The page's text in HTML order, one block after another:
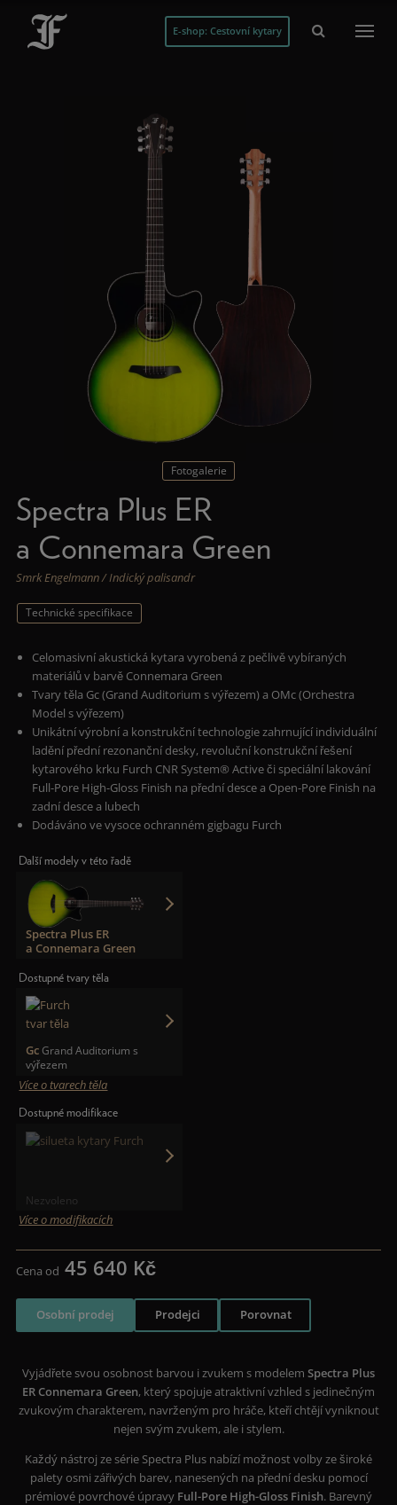
E-shop: Cestovní kytary
Fotogalerie
Spectra Plus ER
a Connemara Green
Smrk Engelmann / Indický palisandr
Technické specifikace
Celomasivní akustická kytara vyrobená z pečlivě vybíraných
materiálů v barvě Connemara Green
Tvary těla Gc (Grand Auditorium s výřezem) a OMc (Orchestra
Model s výřezem)
Unikátní výrobní a konstrukční technologie zahrnující individuální
ladění přední rezonanční desky, revoluční konstrukční řešení
kytarového krku Furch CNR System® Active či speciální lakování
Full-Pore High-Gloss Finish na přední desce a Open-Pore Finish na
zadní desce a lubech
Dodáváno ve vysoce ochranném gigbagu Furch
Další modely v této řadě
Spectra Plus ER
a Connemara Green
Dostupné tvary těla
Gc Grand Auditorium s
výřezem
Více o tvarech těla
Dostupné modifikace
Nezvoleno
Více o modifikacích
Cena od 45 640 Kč
Osobní prodej Prodejci Porovnat
Vyjádřete svou osobnost barvou i zvukem s modelem Spectra Plus
ER Connemara Green, který spojuje atraktivní vzhled s jedinečným
zvukovým charakterem, navrženým pro hráče, kteří chtějí vyniknout
nejen svým zvukem, ale i stylem.
Každý nástroj ze série Spectra Plus nabízí možnost volby ze široké
palety osmi zářivých barev, nanesených na přední desku pomocí
prémiové povrchové úpravy Full-Pore High-Gloss Finish. Barevný